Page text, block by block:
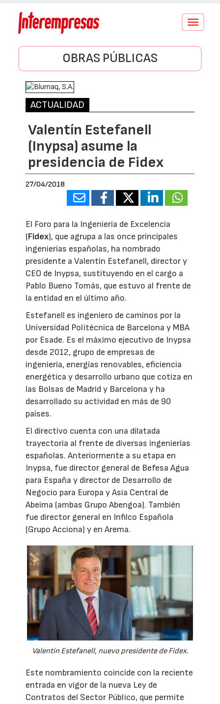
Conmutar
OBRAS PÚBLICAS
ACTUALIDAD
Valentín Estefanell
(Inypsa) asume la
presidencia de Fidex
27/04/2018
El Foro para la Ingeniería de Excelencia
(Fidex), que agrupa a las once principales
ingenierías españolas, ha nombrado
presidente a Valentín Estefanell, director y
CEO de Inypsa, sustituyendo en el cargo a
Pablo Bueno Tomás, que estuvo al frente de
la entidad en el último año.
Estefanell es ingeniero de caminos por la
Universidad Politécnica de Barcelona y MBA
por Esade. Es el máximo ejecutivo de Inypsa
desde 2012, grupo de empresas de
ingeniería, energías renovables, eficiencia
energética y desarrollo urbano que cotiza en
las Bolsas de Madrid y Barcelona y ha
desarrollado su actividad en más de 90
países.
El directivo cuenta con una dilatada
trayectoria al frente de diversas ingenierías
españolas. Anteriormente a su etapa en
Inypsa, fue director general de Befesa Agua
para España y director de Desarrollo de
Negocio para Europa y Asia Central de
Abeima (ambas Grupo Abengoa). También
fue director general en Infilco Española
(Grupo Acciona) y en Arema.
Valentín Estefanell, nuevo presidente de Fidex.
Este nombramiento coincide con la reciente
entrada en vigor de la nueva Ley de
Contratos del Sector Público, que permite